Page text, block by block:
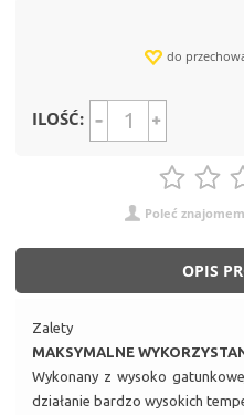
do
ILOŚĆ:
Poleć
OPIS
Zalety
MAKSYMALNE
Wykonany z wysoko
działanie bardzo wysokich